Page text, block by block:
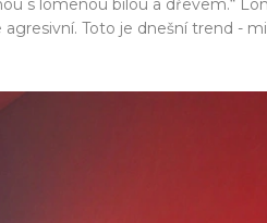
s lomenou bílou a dřevem.“
Toto je dnešní trend -